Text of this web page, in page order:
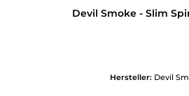
Devil Smoke - Slim
Hersteller: Devil